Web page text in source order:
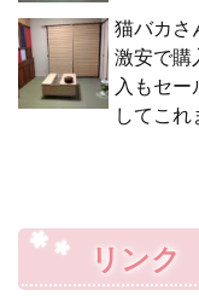
猫バカさ
激安で購
入もセ
してこれ
リンク